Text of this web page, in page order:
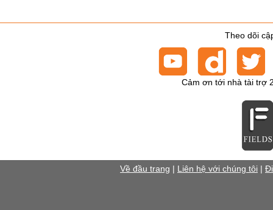
Theo dõi
Cảm ơn tới nhà tài trợ
Về đầu trang | Liên hệ với chúng tôi |